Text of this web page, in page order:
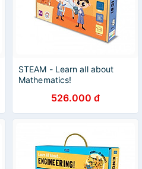
STEAM - Learn all about
Mathematics!
526.000 đ